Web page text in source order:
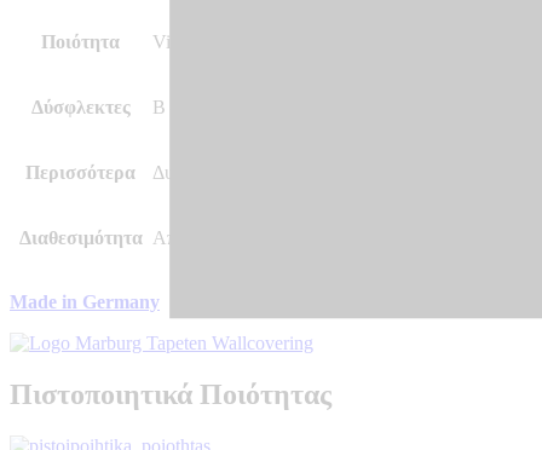
Ποιότητα Vinyl, Vlies – Non Woven, Ψηφιακή Εκτύπωση σε
Δύσφλεκτες B – s1 d0
Περισσότερα Δυνατότητα Επιθυμητής Διάστασης – Ρωτήστε μας
Διαθεσιμότητα Αποστολή σε 7 – 10 μέρες
Made in Germany
Πιστοποιητικά Ποιότητας